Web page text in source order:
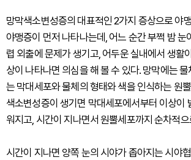
망막색소변성증의 대표적인 2가지 증상으로 야
야맹증이 먼저 나타나는데, 어느 순간 부쩍 밤 눈
렵 외출에 문제가 생기고, 어두운 실내에서 생활
상이 나타나면 의심을 해 볼 수 있다. 망막에는
는 막대세포와 물체의 형태와 색을 인식하는 원
색소변성증이 생기면 막대세포에서부터 이상이
워지고, 시간이 지나면서 원뿔세포까지 순차적
시간이 지나면 양쪽 눈의 시야가 좁아지는 시야